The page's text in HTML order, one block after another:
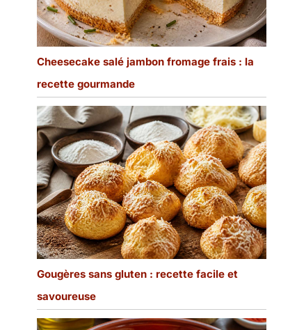
Cheesecake salé jambon fromage frais : la
recette gourmande
Gougères sans gluten : recette facile et
savoureuse